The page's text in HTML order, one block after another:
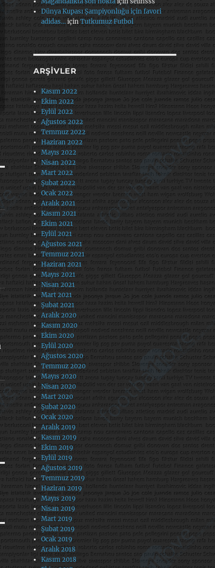
Dünya Kupası Şampiyonluğu için favori
adidas…içinTutkumuz Futbol
ARŞIVLER
Kasım 2022
Ekim 2022
Eylül 2022
Ağustos 2022
Temmuz 2022
Haziran 2022
Mayıs 2022
Nisan 2022
Mart 2022
Şubat 2022
Ocak 2022
Aralık 2021
Kasım 2021
Ekim 2021
Eylül 2021
Ağustos 2021
Temmuz 2021
Haziran 2021
Mayıs 2021
Nisan 2021
Mart 2021
Şubat 2021
Aralık 2020
Kasım 2020
Ekim 2020
Eylül 2020
Ağustos 2020
Temmuz 2020
Mayıs 2020
Nisan 2020
Mart 2020
Şubat 2020
Ocak 2020
Aralık 2019
Kasım 2019
Ekim 2019
Eylül 2019
Ağustos 2019
Temmuz 2019
Haziran 2019
Mayıs 2019
Nisan 2019
Mart 2019
Şubat 2019
Ocak 2019
Aralık 2018
Kasım 2018